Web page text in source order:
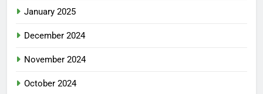
January 2025
December 2024
November 2024
October 2024